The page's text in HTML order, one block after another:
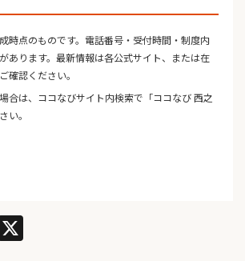
時点のものです。電話番号・受付時間・制度内
あります。最新情報は各公式サイト、または在
確認ください。
合は、ココなびサイト内検索で「ココなび 西之
い。